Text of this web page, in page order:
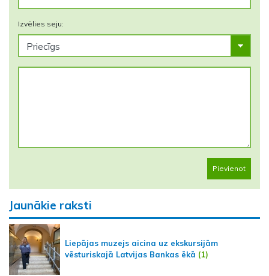
Izvēlies seju:
Pievienot
Jaunākie raksti
Liepājas muzejs aicina uz ekskursijām
vēsturiskajā Latvijas Bankas ēkā (1)